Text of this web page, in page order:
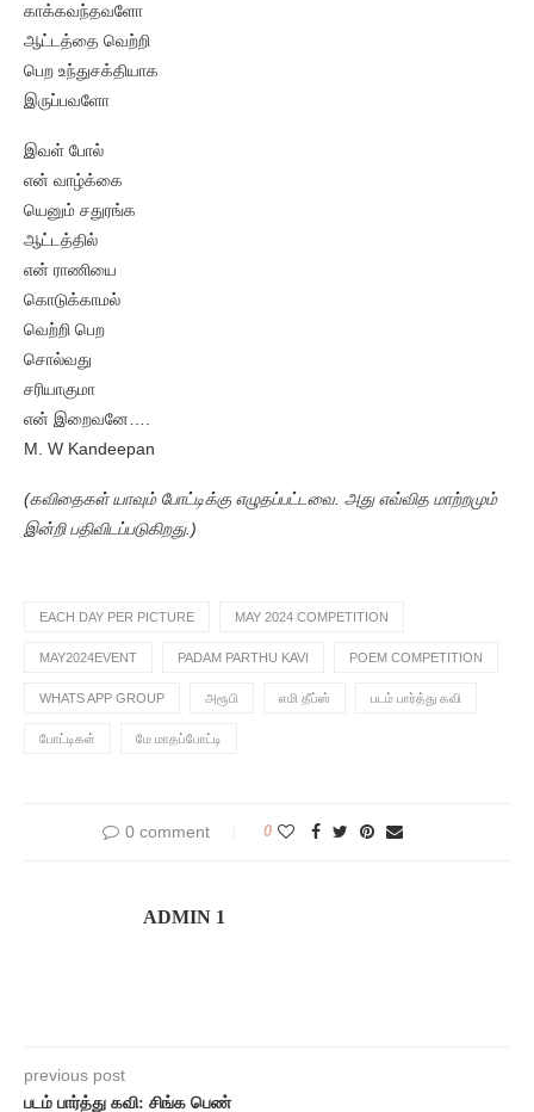
காக்கவந்தவளோ
ஆட்டத்தை வெற்றி
பெற உந்துசக்தியாக
இருப்பவளோ
இவள் போல்
என் வாழ்க்கை
யெனும் சதுரங்க
ஆட்டத்தில்
என் ராணியை
கொடுக்காமல்
வெற்றி பெற
சொல்வது
சரியாகுமா
என் இறைவனே….
M. W Kandeepan
(கவிதைகள் யாவும் போட்டிக்கு எழுதப்பட்டவை. அது எவ்வித மாற்றமும்
இன்றி பதிவிடப்படுகிறது.)
EACH DAY PER PICTURE MAY 2024 COMPETITION
MAY2024EVENT PADAM PARTHU KAVI POEM COMPETITION
WHATS APP GROUP அரூபி எமி தீப்ஸ் படம் பார்த்து கவி
போட்டிகள் மே மாதப்போட்டி
0 comment 0
ADMIN 1
previous post
படம் பார்த்து கவி: சிங்க பெண்